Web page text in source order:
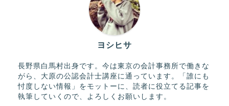
ヨシヒサ
長野県白馬村出身です。今は東京の会計事務所で働きな
がら、大原の公認会計士講座に通っています。「誰にも
忖度しない情報」をモットーに、読者に役立てる記事を
執筆していくので、よろしくお願いします。